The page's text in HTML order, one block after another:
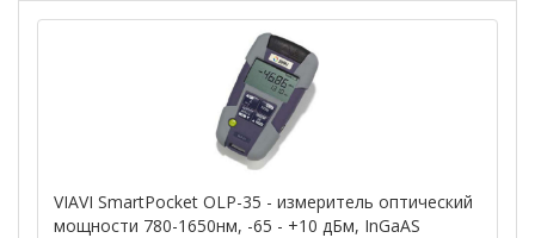
VIAVI SmartPocket OLP-35 - измеритель оптический
мощности 780-1650нм, -65 - +10 дБм, InGaAS